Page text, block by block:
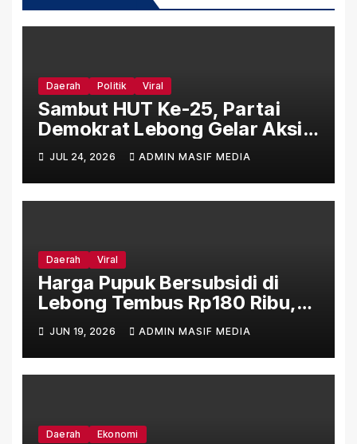
Daerah Politik Viral
Sambut HUT Ke-25, Partai
Demokrat Lebong Gelar Aksi
Bersih Rumah Ibadah Lewat
Gerakan Indonesia Asri Langit
Biru
JUL 24, 2026 ADMIN MASIF MEDIA
Daerah Viral
Harga Pupuk Bersubsidi di
Lebong Tembus Rp180 Ribu,
Jauh Lampaui HET Permentan
No. 15/2025
JUN 19, 2026 ADMIN MASIF MEDIA
Daerah Ekonomi